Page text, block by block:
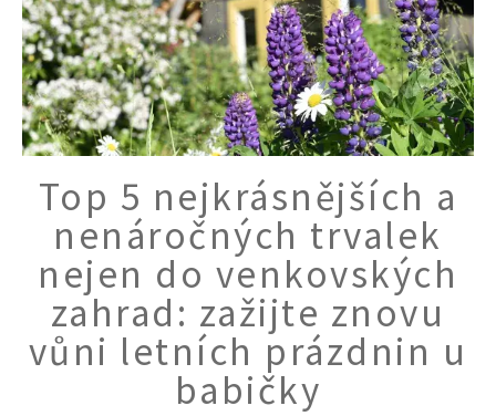
Top 5 nejkrásnějších a
nenáročných trvalek
nejen do venkovských
zahrad: zažijte znovu
vůni letních prázdnin u
babičky